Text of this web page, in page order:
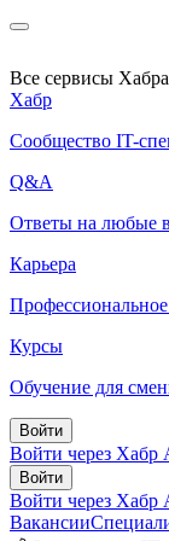
Все сервисы Хабра
Хабр
Сообщество IT-
Q&A
Ответы на любые
Карьера
Курсы
Обучение для
Войти
Войти через Хабр
Войти
Войти через Хабр
Вакансии